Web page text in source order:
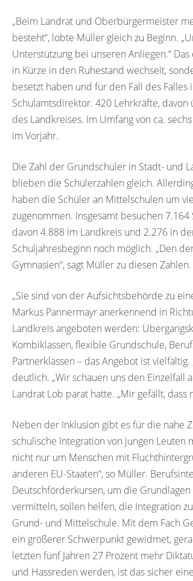
„Beim Landrat und Oberbürgermeister
besteht“, lobte Müller gleich zu Beginn.
Unterstützung bei unseren Anliegen.“
in Kürze in den Ruhestand wechselt,
besetzt haben und für den Fall des
Schulamtsdirektor. 420 Lehrkräfte,
des Landkreises. Im Umfang von ca.
im Vorjahr.
Die Zahl der Grundschüler in Stadt- und
blieben die Schülerzahlen gleich.
haben die Schüler an Mittelschulen um
zugenommen. Insgesamt besuchen
davon 4.888 im Landkreis und 2.276 in
Schuljahresbeginn noch möglich. „Den
Gymnasien“, sagt Müller zu diesen Zahlen.
„Sie sind von der Aufsichtsbehörde zu
Markus Pannermayr anerkennend in
Landkreis angeboten werden:
Kombiklassen, flexible Grundschule,
Partnerklassen – das Angebot ist
deutlich. „Wir schauen uns den Einzelfall
Landrat Lob parat hatte. „Mir gefällt,
Neben der Inklusion gibt es für die nahe
schulische Integration von jungen
nicht nur um Menschen mit
anderen EU-Staaten“, so Müller.
Deutschförderkursen, um die
vermitteln, sollen helfen, die Integration
Grund- und Mittelschule. Mit dem Fach
ein größerer Schwerpunkt gewidmet,
letzten fünf Jahren 27 Prozent mehr
und Hassreden werden, ist das sicher